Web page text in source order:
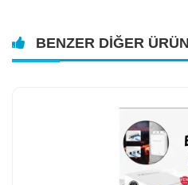
BENZER DIĞER